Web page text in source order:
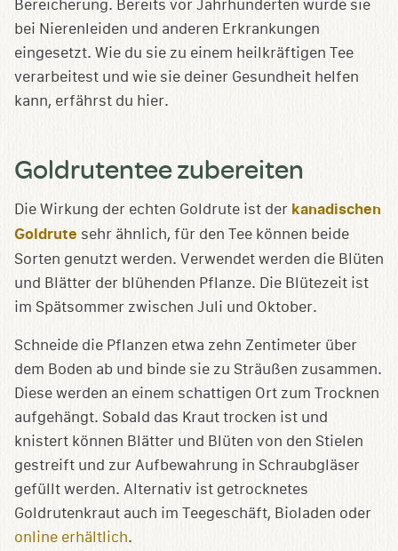
Bereicherung. Bereits vor Jahrhunderten wurde sie
bei Nierenleiden und anderen Erkrankungen
eingesetzt. Wie du sie zu einem heilkräftigen Tee
verarbeitest und wie sie deiner Gesundheit helfen
kann, erfährst du hier.
Goldrutentee zubereiten
Die Wirkung der echten Goldrute ist der kanadischen
Goldrute sehr ähnlich, für den Tee können beide
Sorten genutzt werden. Verwendet werden die Blüten
und Blätter der blühenden Pflanze. Die Blütezeit ist
im Spätsommer zwischen Juli und Oktober.
Schneide die Pflanzen etwa zehn Zentimeter über
dem Boden ab und binde sie zu Sträußen zusammen.
Diese werden an einem schattigen Ort zum Trocknen
aufgehängt. Sobald das Kraut trocken ist und
knistert können Blätter und Blüten von den Stielen
gestreift und zur Aufbewahrung in Schraubgläser
gefüllt werden. Alternativ ist getrocknetes
Goldrutenkraut auch im Teegeschäft, Bioladen oder
online erhältlich.